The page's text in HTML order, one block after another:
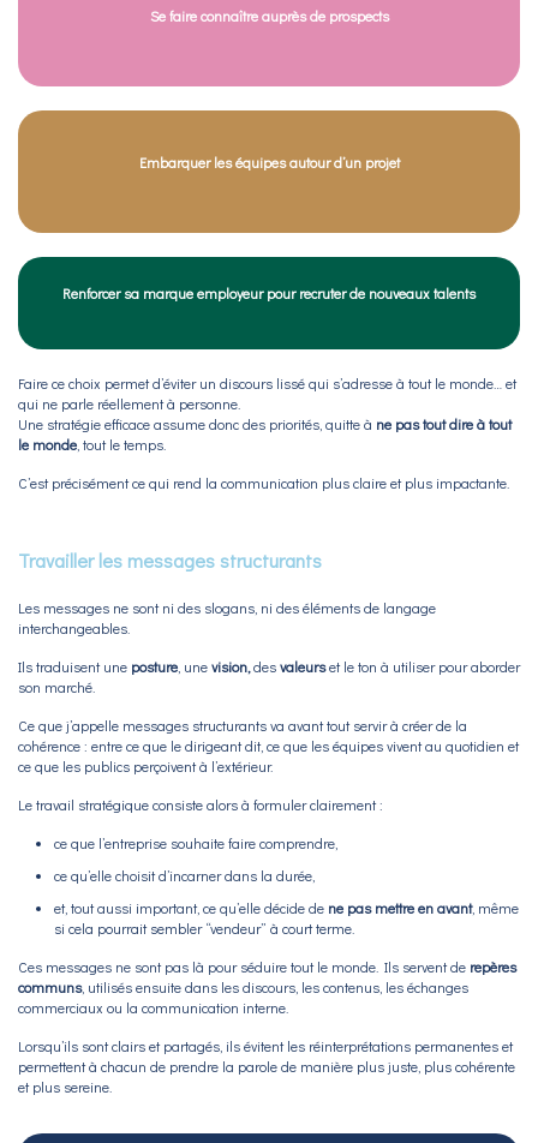
Se faire connaître auprès de prospects
Embarquer les équipes autour d’un projet
Renforcer sa marque employeur pour recruter de nouveaux talents
Faire ce choix permet d’éviter un discours lissé qui s’adresse à tout le monde… et
qui ne parle réellement à personne.
Une stratégie efficace assume donc des priorités, quitte à ne pas tout dire à tout
le monde , tout le temps.
C’est précisément ce qui rend la communication plus claire et plus impactante.
Travailler les messages structurants
Les messages ne sont ni des slogans, ni des éléments de langage
interchangeables.
Ils traduisent une posture , unevision,desvaleurset le ton à utiliser pour aborder
son marché.
Ce que j’appelle messages structurants va avant tout servir à créer de la
cohérence : entre ce que le dirigeant dit, ce que les équipes vivent au quotidien et
ce que les publics perçoivent à l’extérieur.
Le travail stratégique consiste alors à formuler clairement :
ce que l’entreprise souhaite faire comprendre,
ce qu’elle choisit d’incarner dans la durée,
et, tout aussi important, ce qu’elle décide de ne pas mettre en avant, même
si cela pourrait sembler “vendeur” à court terme.
Ces messages ne sont pas là pour séduire tout le monde. Ils servent de repères
communs, utilisés ensuite dans les discours, les contenus, les échanges
commerciaux ou la communication interne.
Lorsqu’ils sont clairs et partagés, ils évitent les réinterprétations permanentes et
permettent à chacun de prendre la parole de manière plus juste, plus cohérente
et plus sereine.